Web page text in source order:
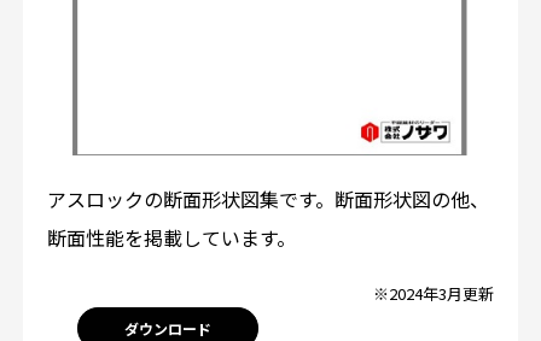
アスロックの断面形状図集です。断面形状図の他、
断面性能を掲載しています。
※2024年3月更新
ダウンロード